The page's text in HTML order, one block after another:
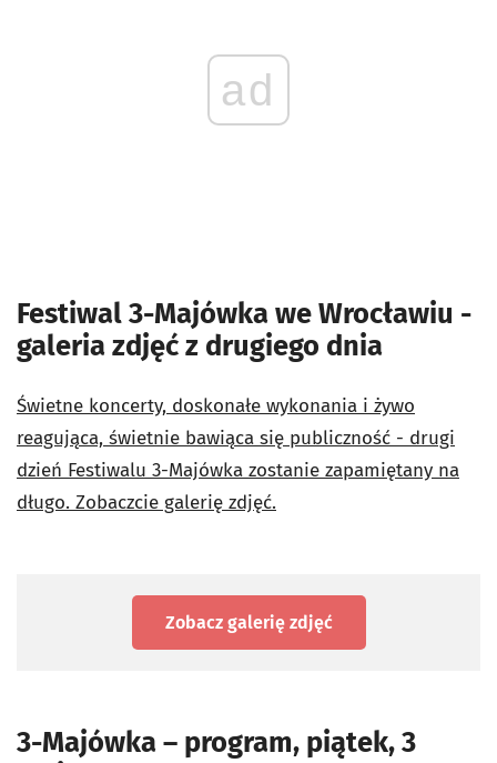
ad
Festiwal 3-Majówka we Wrocławiu -
galeria zdjęć z drugiego dnia
Świetne koncerty, doskonałe wykonania i żywo
reagująca, świetnie bawiąca się publiczność - drugi
dzień Festiwalu 3-Majówka zostanie zapamiętany na
długo. Zobaczcie galerię zdjęć.
Zobacz galerię zdjęć
3-Majówka – program, piątek, 3